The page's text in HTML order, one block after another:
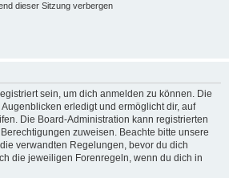
dieser Sitzung verbergen
sein, um dich anmelden zu können. Die
erledigt und ermöglicht dir, auf
Die Board-Administration kann registrierten
zuweisen. Beachte bitte unsere
verwandten Regelungen, bevor du dich
die jeweiligen Forenregeln, wenn du dich in